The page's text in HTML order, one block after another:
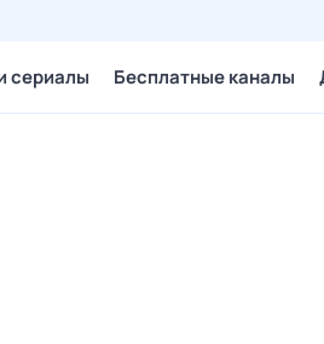
сериалы Бесплатные каналы